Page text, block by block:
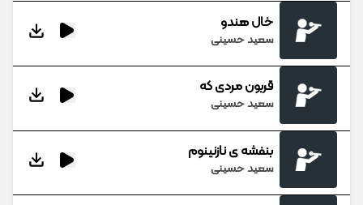
خال هندو
سعید حسینی
قربون مردی که
سعید حسینی
بنفشه ی نازنینوم
سعید حسینی